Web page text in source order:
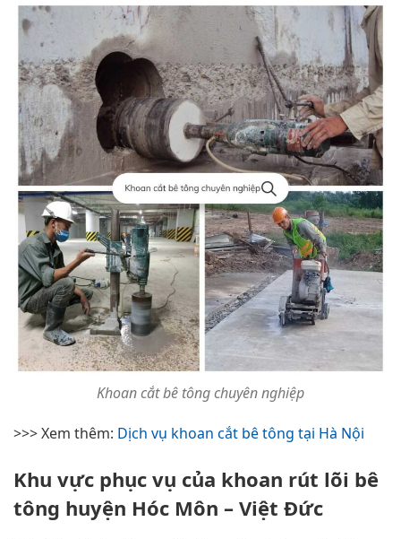
Khoan cắt bê tông chuyên nghiệp
>>> Xem thêm: Dịch vụ khoan cắt bê tông tại Hà Nội
Khu vực phục vụ của khoan rút lõi bê
tông huyện Hóc Môn – Việt Đức